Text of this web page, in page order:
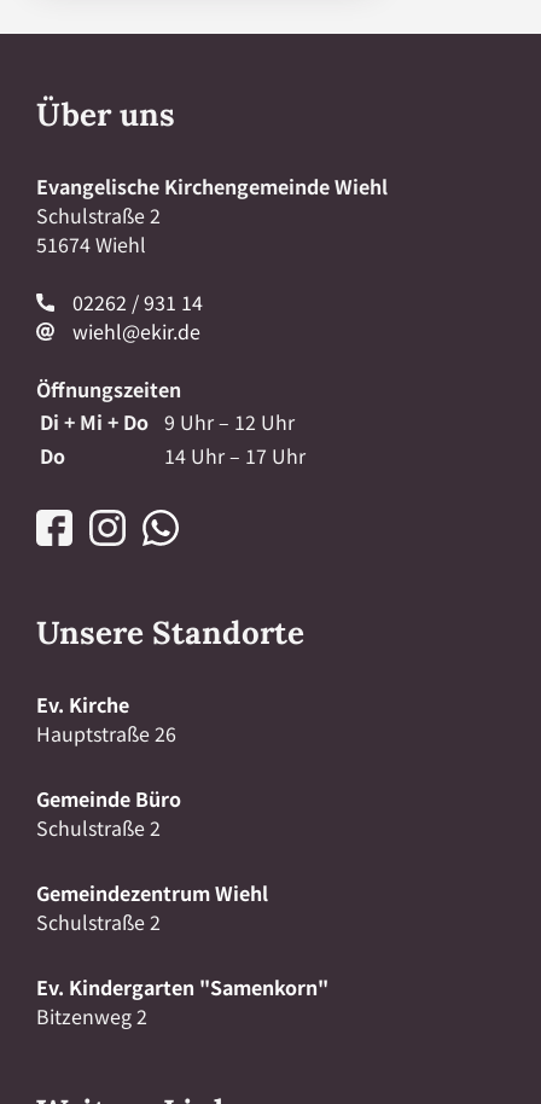
Über uns
Evangelische Kirchengemeinde Wiehl
Schulstraße 2
51674 Wiehl
02262 / 931 14
wiehl@ekir.de
Öffnungszeiten
Di + Mi + Do 9 Uhr – 12 Uhr
Do
14 Uhr – 17 Uhr
Unsere Standorte
Ev. Kirche
Hauptstraße 26
Gemeinde Büro
Schulstraße 2
Gemeindezentrum Wiehl
Schulstraße 2
Ev. Kindergarten "Samenkorn"
Bitzenweg 2